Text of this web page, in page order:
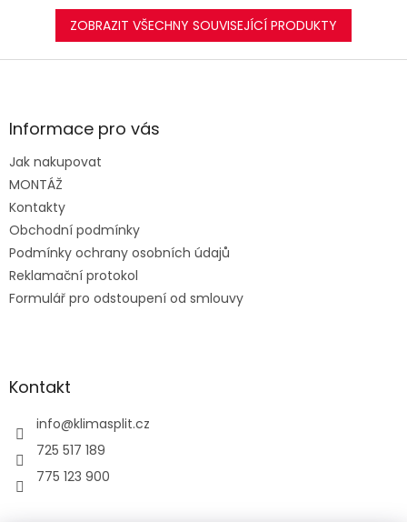
ZOBRAZIT VŠECHNY SOUVISEJÍCÍ PRODUKTY
Z
aInformace pro vás
Jak nakupovat
MONTÁŽ
Kontakty
Obchodní podmínky
Podmínky ochrany osobních údajů
Reklamační protokol
Formulář pro odstoupení od smlouvy
Kontakt
info@klimasplit.cz
725 517 189
775 123 900